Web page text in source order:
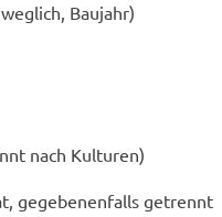
Bau­jahr)
nach Kul­tu­ren)
ge­ge­be­nen­falls ge­trennt